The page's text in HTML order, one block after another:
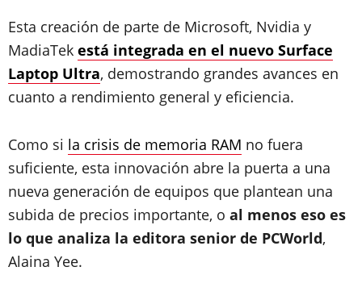
Esta creación de parte de Microsoft, Nvidia y
MadiaTek está integrada en el nuevo Surface
Laptop Ultra, demostrando grandes avances en
cuanto a rendimiento general y eficiencia.
Como si la crisis de memoria RAM no fuera
suficiente, esta innovación abre la puerta a una
nueva generación de equipos que plantean una
subida de precios importante, o al menos eso es
lo que analiza la editora senior de PCWorld,
Alaina Yee.